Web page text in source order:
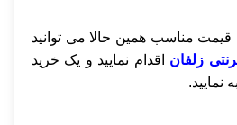
قیمت مناسب همین حالا می توانید
زلفان اقدام نمایید و یک خرید
نمایید.